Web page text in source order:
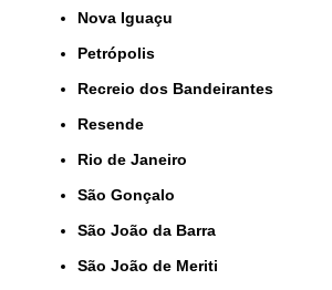
Nova Iguaçu
Petrópolis
Recreio dos Bandeirantes
Resende
Rio de Janeiro
São Gonçalo
São João da Barra
São João de Meriti